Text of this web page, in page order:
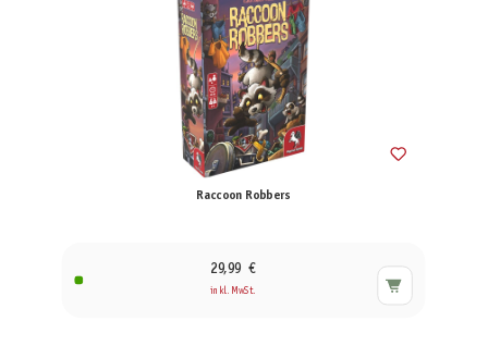
Raccoon Robbers
29,99 €
inkl. MwSt.